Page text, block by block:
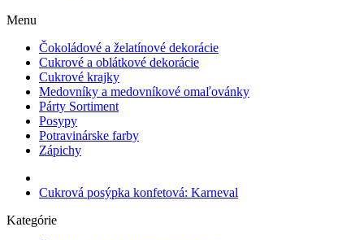
Menu
Čokoládové a želatínové dekorácie
Cukrové a oblátkové dekorácie
Cukrové krajky
Medovníky a medovníkové omaľovánky
Párty Sortiment
Posypy
Potravinárske farby
Zápichy
Cukrová posýpka konfetová: Karneval
Kategórie